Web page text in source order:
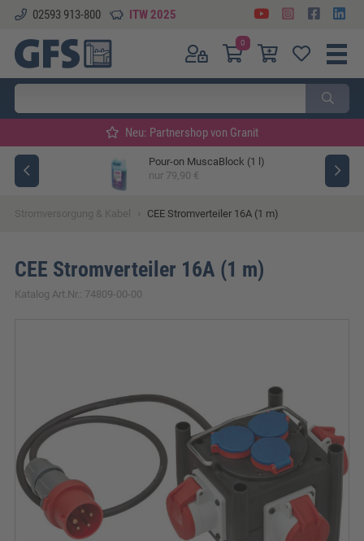
02593 913-800 ITW 2025
0
Neu: Partnershop von Granit
Pour-on MuscaBlock (1 l)
nur 79,90 €
Stromversorgung & Kabel CEE Stromverteiler 16A (1 m)
CEE Stromverteiler 16A (1 m)
Katalog Art.Nr.: 74809-00-00